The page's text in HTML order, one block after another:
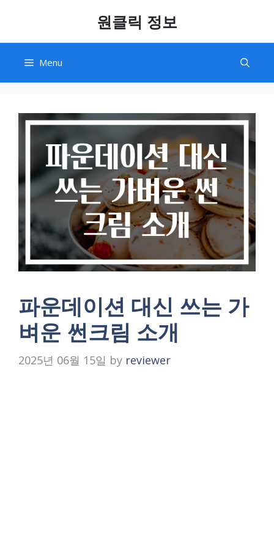
content
원클릭 정보
Menu
파운데이션 대신 쓰는 가
벼운 썬크림 소개
2025년 06월 15일 by reviewer